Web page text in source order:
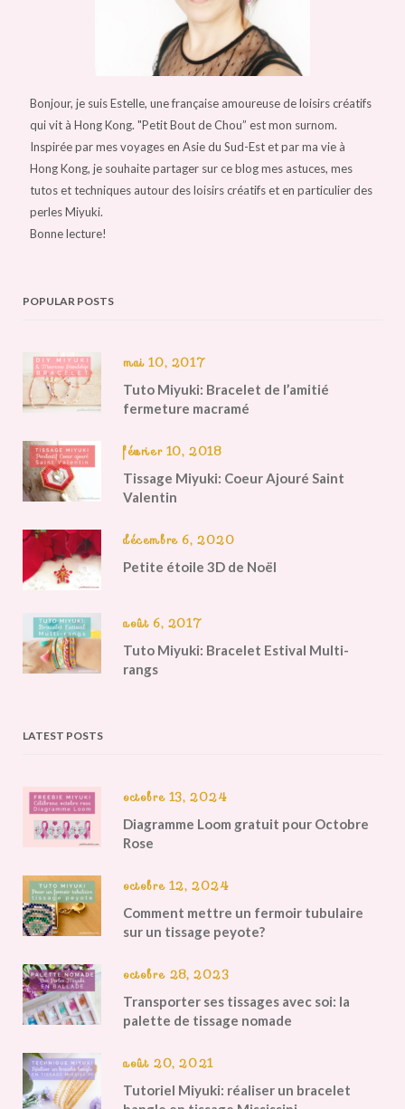
Bonjour, je suis Estelle, une française amoureuse de loisirs créatifs
qui vit à Hong Kong. "Petit Bout de Chou” est mon surnom.
Inspirée par mes voyages en Asie du Sud-Est et par ma vie à
Hong Kong, je souhaite partager sur ce blog mes astuces, mes
tutos et techniques autour des loisirs créatifs et en particulier des
perles Miyuki.
Bonne lecture!
POPULAR POSTS
mai 10, 2017
Tuto Miyuki: Bracelet de l’amitié
fermeture macramé
février 10, 2018
Tissage Miyuki: Coeur Ajouré Saint
Valentin
décembre 6, 2020
Petite étoile 3D de Noël
août 6, 2017
Tuto Miyuki: Bracelet Estival Multi-
rangs
LATEST POSTS
octobre 13, 2024
Diagramme Loom gratuit pour Octobre
Rose
octobre 12, 2024
Comment mettre un fermoir tubulaire
sur un tissage peyote?
octobre 28, 2023
Transporter ses tissages avec soi: la
palette de tissage nomade
août 20, 2021
Tutoriel Miyuki: réaliser un bracelet